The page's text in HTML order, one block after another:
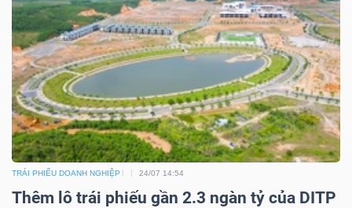
TRÁI PHIẾU DOANH NGHIỆP 24/07 14:54
Thêm lô trái phiếu gần 2.3 ngàn tỷ của DITP
(-)
Đào
tạo
Sách